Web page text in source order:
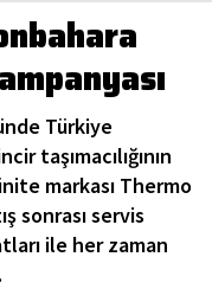
Türkiye
taşımacılığının
markası Thermo
sonrası servis
ile her zaman